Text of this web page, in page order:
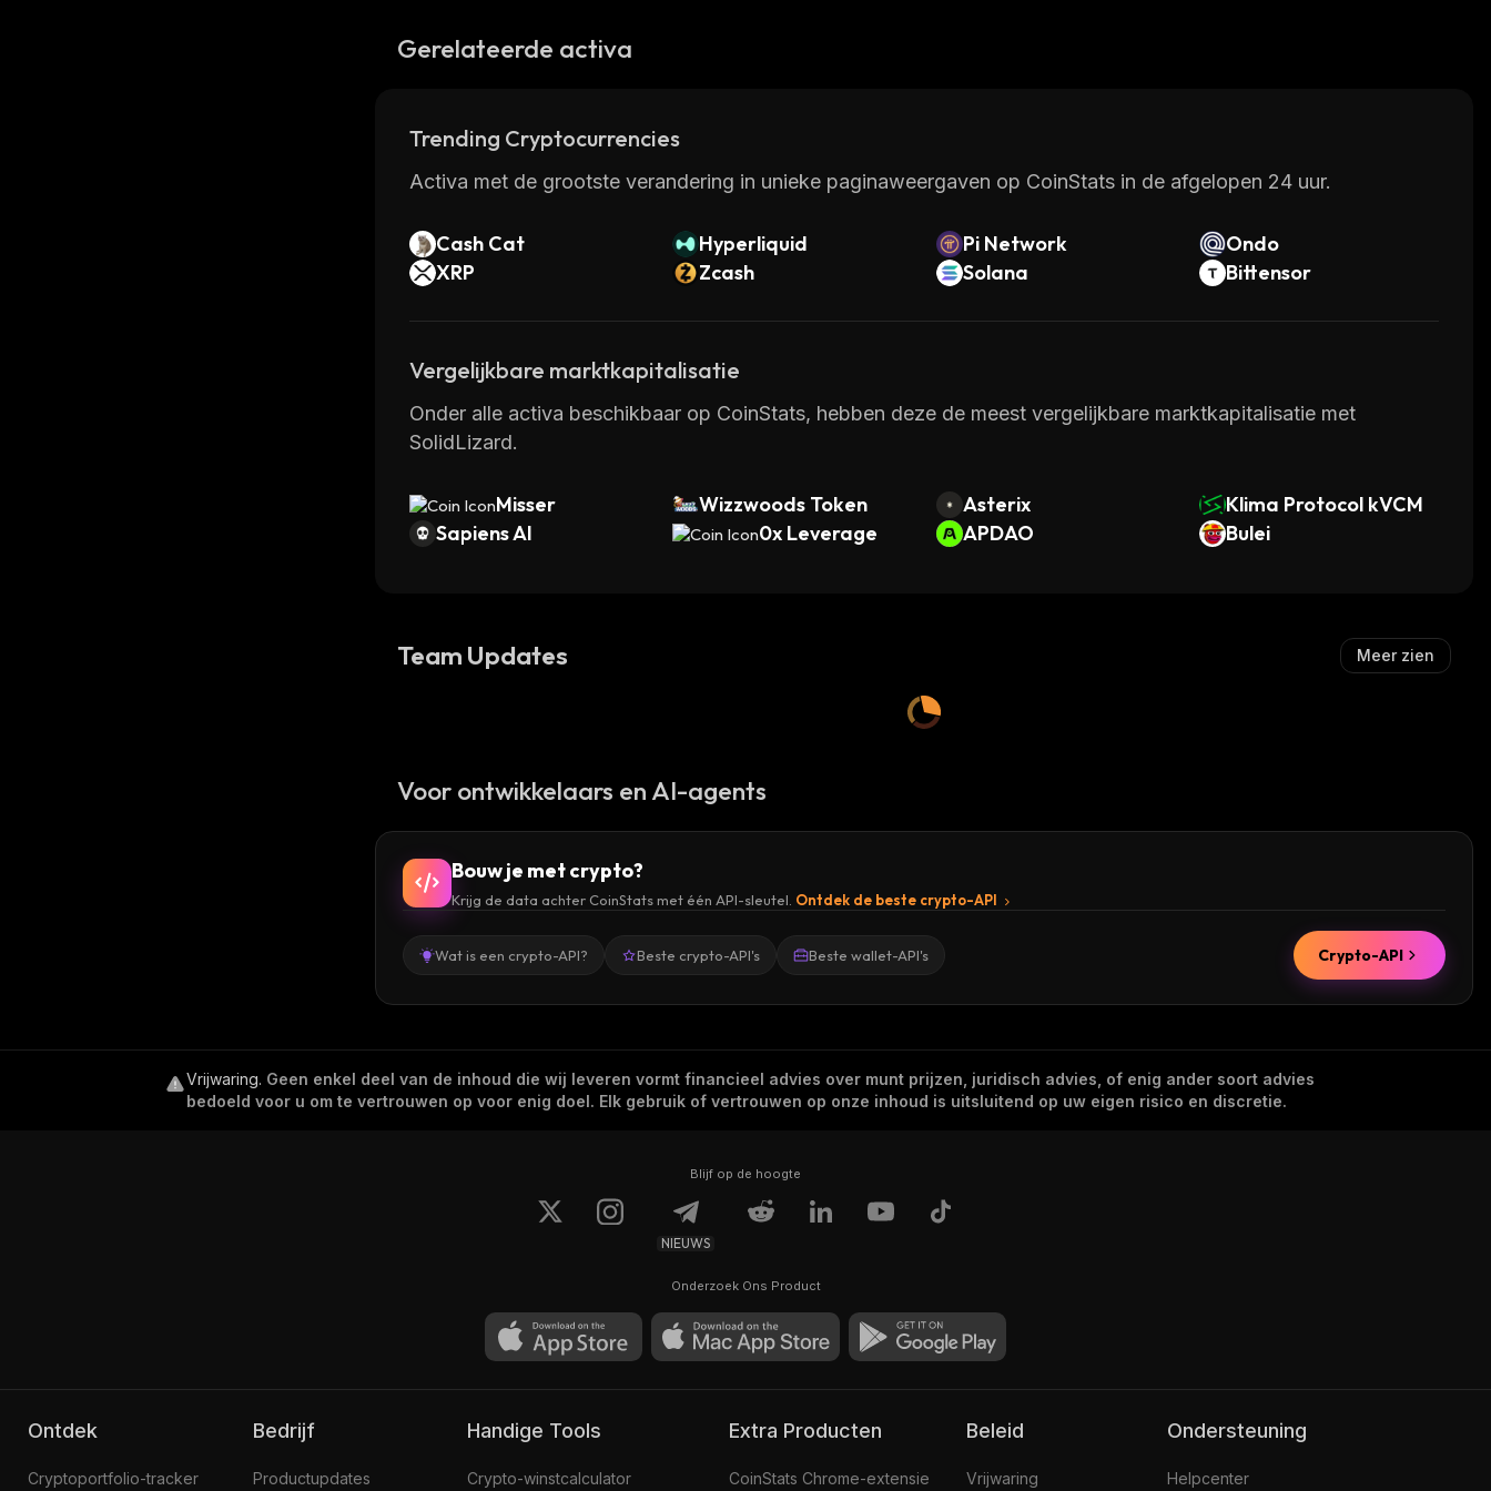
Gerelateerde activa
Trending Cryptocurrencies
Activa met de grootste verandering in unieke paginaweergaven op CoinStats in de afgelopen 24 uur.
Cash Cat Hyperliquid Pi Network
Ondo
XRP
Zcash Solana Bittensor
Vergelijkbare marktkapitalisatie
Onder alle activa beschikbaar op CoinStats, hebben deze de meest vergelijkbare marktkapitalisatie met
SolidLizard.
Misser Wizzwoods Token Asterix
Klima Protocol kVCM
Sapiens AI
0x Leverage APDAO Bulei
Team Updates Meer zien
Voor ontwikkelaars en AI-agents
Bouw je met crypto?
Krijg de data achter CoinStats met één API-sleutel. Ontdek de beste crypto-API
Wat is een crypto-API? Beste crypto-API's Beste wallet-API's Crypto-API
Vrijwaring. Geen enkel deel van de inhoud die wij leveren vormt financieel advies over munt prijzen, juridisch advies, of enig ander soort advies
bedoeld voor u om te vertrouwen op voor enig doel. Elk gebruik of vertrouwen op onze inhoud is uitsluitend op uw eigen risico en discretie.
Blijf op de hoogte
NIEUWS
Onderzoek Ons Product
Ontdek
Cryptoportfolio-tracker
Bedrijf
Productupdates
Handige Tools
Crypto-winstcalculator
Extra Producten
CoinStats Chrome-extensie
Beleid
Vrijwaring
Ondersteuning
Helpcenter